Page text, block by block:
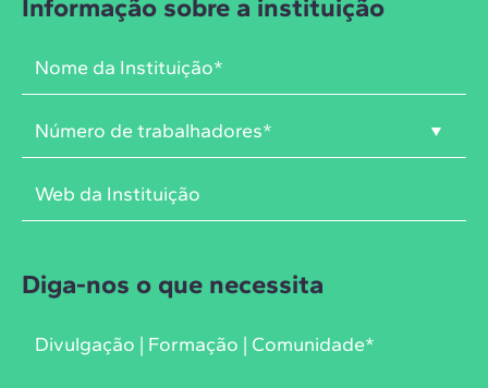
Informação sobre a instituição
Diga-nos o que necessita